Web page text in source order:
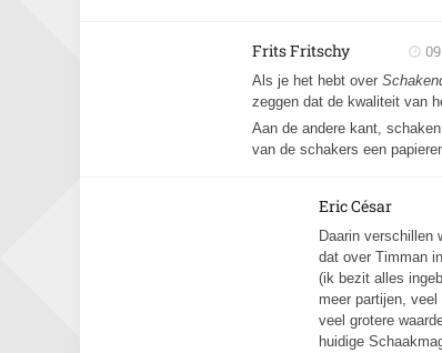
Frits Fritschy
Als je het hebt over
zeggen dat de kwaliteit van
Aan de andere kant,
van de schakers een
Eric César
Daarin verschillen
dat over Timman
(ik bezit alles
meer partijen,
veel grotere
huidige